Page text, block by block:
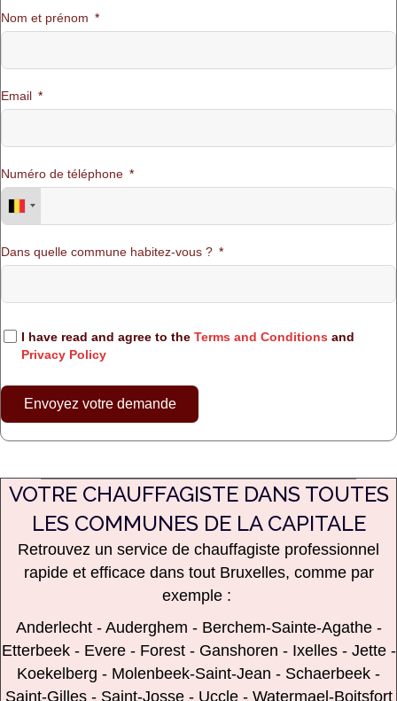
Nom et prénom
Email
Numéro de téléphone
Dans quelle commune habitez-vous ?
I have read and agree to the Terms and Conditions and
Privacy Policy
Envoyez votre demande
VOTRE CHAUFFAGISTE DANS TOUTES
LES COMMUNES DE LA CAPITALE
Retrouvez un service de chauffagiste professionnel
rapide et efficace dans tout Bruxelles, comme par
exemple :
Anderlecht- Auderghem - Berchem-Sainte-Agathe-
Etterbeek- Evere- Forest- Ganshoren - Ixelles- Jette-
Koekelberg - Molenbeek-Saint-Jean - Schaerbeek -
Saint-Gilles- Saint-Josse- Uccle- Watermael-Boitsfort